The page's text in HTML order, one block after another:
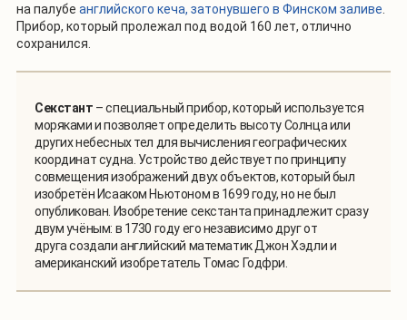
на палубе английского кеча, затонувшего в Финском заливе
Прибор, который пролежал под водой 160 лет, отлично
сохранился.
Секстант – специальный прибор, который используется
моряками и позволяет определить высоту Солнца или
других небесных тел для вычисления географических
координат судна. Устройство действует по принципу
совмещения изображений двух объектов, который был
изобретён Исааком Ньютоном в 1699 году, но не был
опубликован. Изобретение секстанта принадлежит сразу
двум учёным: в 1730 году его независимо друг от
друга создали английский математик Джон Хэдли и
американский изобретатель Томас Годфри.